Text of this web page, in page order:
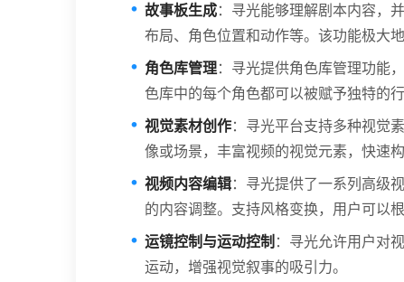
故事板生成：寻光能够理解剧本内容，
布局、角色位置和动作等。该功能极大
角色库管理：寻光提供角色库管理功能
色库中的每个角色都可以被赋予独特的
视觉素材创作：寻光平台支持多种视觉
像或场景，丰富视频的视觉元素，快速
视频内容编辑：寻光提供了一系列高级
的内容调整。支持风格变换，用户可以
运镜控制与运动控制 ：寻光允许用户对
运动，增强视觉叙事的吸引力。